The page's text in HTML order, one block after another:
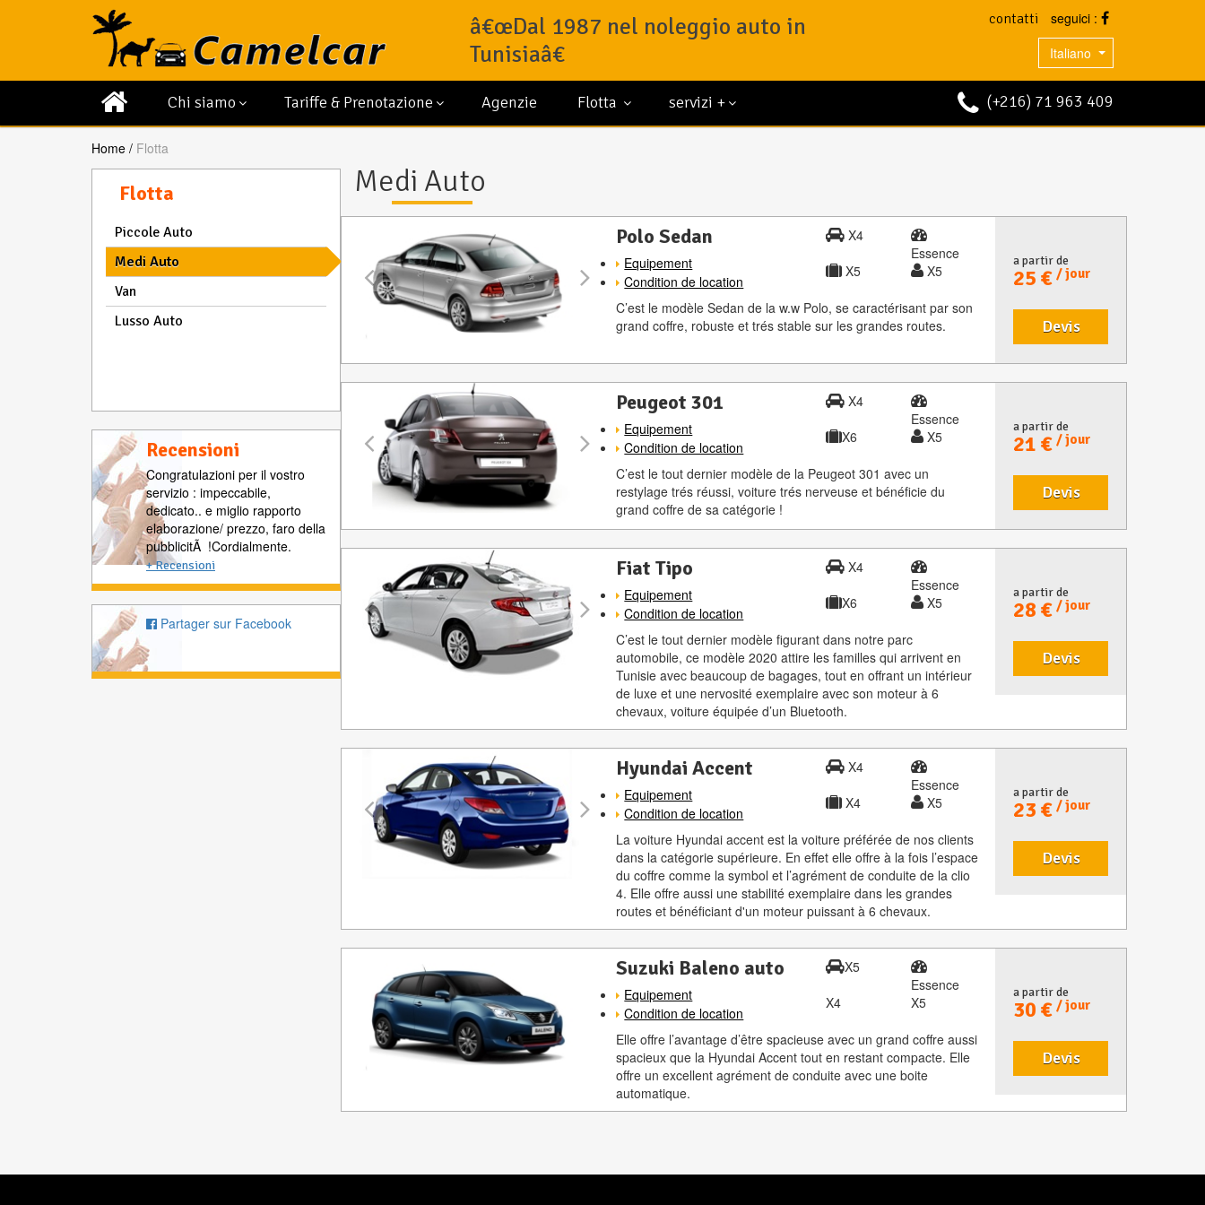
contatti
seguici :
Italiano
â€œDal 1987 nel noleggio auto in
Tunisiaâ€
Chi siamo Tariffe & Prenotazione Agenzie Flotta servizi + (+216) 71 963 409
Home Flotta
Flotta
Piccole Auto
Medi Auto
Van
Lusso Auto
Recensioni
Congratulazioni per il vostro
servizio : impeccabile,
dedicato.. e miglio rapporto
elaborazione/ prezzo, faro della
pubblicitÃ !Cordialmente.
+ Recensioni
Partager sur Facebook
Medi Auto
Polo Sedan
Equipement
Condition de location
X4
Essence
X5
X5
C’est le modèle Sedan de la w.w Polo, se caractérisant par son
grand coffre, robuste et trés stable sur les grandes routes.
a partir de
25 €/ jour
Devis
Peugeot 301
Equipement
Condition de location
X4
Essence
X6
X5
C’est le tout dernier modèle de la Peugeot 301 avec un
restylage trés réussi, voiture trés nerveuse et bénéficie du
grand coffre de sa catégorie !
a partir de
21 €/ jour
Devis
Fiat Tipo
Equipement
Condition de location
X4
Essence
X6
X5
C’est le tout dernier modèle figurant dans notre parc
automobile, ce modèle 2020 attire les familles qui arrivent en
Tunisie avec beaucoup de bagages, tout en offrant un intérieur
de luxe et une nervosité exemplaire avec son moteur à 6
chevaux, voiture équipée d’un Bluetooth.
a partir de
28 €/ jour
Devis
Hyundai Accent
Equipement
Condition de location
X4
Essence
X4
X5
La voiture Hyundai accent est la voiture préférée de nos clients
dans la catégorie supérieure. En effet elle offre à la fois l’espace
du coffre comme la symbol et l’agrément de conduite de la clio
4. Elle offre aussi une stabilité exemplaire dans les grandes
routes et bénéficiant d'un moteur puissant à 6 chevaux.
a partir de
23 €/ jour
Devis
Suzuki Baleno auto
Equipement
Condition de location
X5
Essence
X4
X5
Elle offre l’avantage d’être spacieuse avec un grand coffre aussi
spacieux que la Hyundai Accent tout en restant compacte. Elle
offre un excellent agrément de conduite avec une boite
automatique.
a partir de
30 €/ jour
Devis